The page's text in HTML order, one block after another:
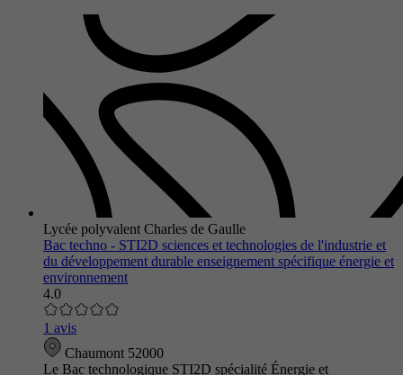
Lycée polyvalent Charles de Gaulle
Bac techno - STI2D sciences et technologies de l'industrie et
du développement durable enseignement spécifique énergie et
environnement
4.0
1 avis
Chaumont 52000
Le Bac technologique STI2D spécialité Énergie et